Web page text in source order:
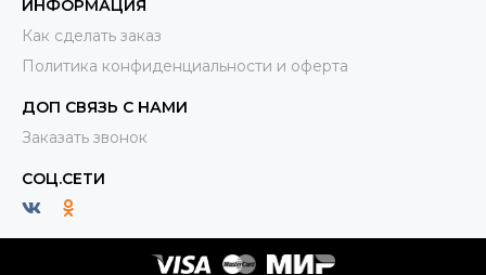
ИНФОРМАЦИЯ
Как сделать заказ
Политика конфиденциальности и оферта
ДОП СВЯЗЬ С НАМИ
Заказать звонок
СОЦ.СЕТИ